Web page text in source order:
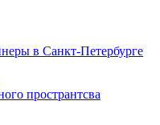
в Санкт-Петербурге
пространтсва